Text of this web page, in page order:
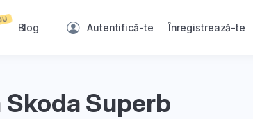
Blog Autentifică-te Înregistrează-te
Superb